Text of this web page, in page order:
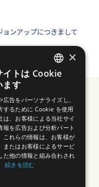
ンアップにつきまして
株式会社エイゾス
プライバシーポリシー
セキュリティ
特商法に基づく表示
JAPANESE
×
イトは Cookie
ます
告をパーソナライズし、
するために Cookie を使用
は、お客様による当社サイ
報を広告および分析パート
これらの情報は、お客様が
またはお客様によるサービ
た他の情報と組み合わされ
続きを読む